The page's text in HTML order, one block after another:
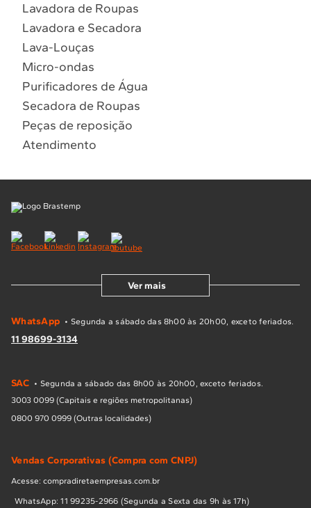
Localizar assistência técnica
Lavadora de Roupas
Lavadora e Secadora
Lava-Louças
Micro-ondas
Purificadores de Água
Secadora de Roupas
Peças de reposição
Atendimento
Ver mais
WhatsApp • Segunda a sábado das 8h00 às 20h00, exceto feriados.
11 98699-3134
SAC • Segunda a sábado das 8h00 às 20h00, exceto feriados.
3003 0099 (Capitais e regiões metropolitanas)
0800 970 0999 (Outras localidades)
Vendas Corporativas (Compra com CNPJ)
Acesse: compradiretaempresas.com.br
WhatsApp: 11 99235-2966 (Segunda a Sexta das 9h às 17h)